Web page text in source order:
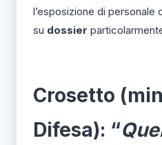
l’esposizione di personale
su dossier
Crosetto
Difesa): “